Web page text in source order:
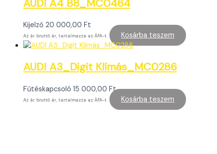
AUDI A4 B8_MC0464
Kijelző 20 000,00 Ft
Az ár bruttó ár, tartalmazza az ÁFA-t. Kosárba teszem
AUDI A3_Digit Klímás_MC0286
Fűtéskapcsoló 15 000,00 Ft
Az ár bruttó ár, tartalmazza az ÁFA-t. Kosárba teszem